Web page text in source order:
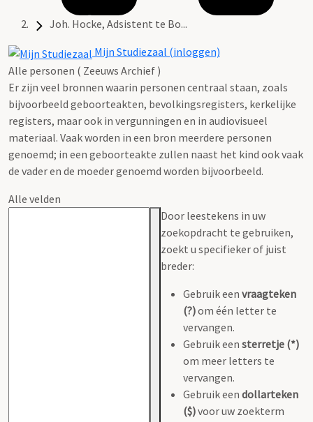
Joh. Hocke, Adsistent te Bo...
Mijn Studiezaal (inloggen)
Alle personen ( Zeeuws Archief )
Er zijn veel bronnen waarin personen centraal staan, zoals
bijvoorbeeld geboorteakten, bevolkingsregisters, kerkelijke
registers, maar ook in vergunningen en in audiovisueel
materiaal. Vaak worden in een bron meerdere personen
genoemd; in een geboorteakte zullen naast het kind ook vaak
de vader en de moeder genoemd worden bijvoorbeeld.
Alle velden
Door leestekens in uw
zoekopdracht te gebruiken,
zoekt u specifieker of juist
breder:
Gebruik een vraagteken
(?)om één letter te
vervangen.
Gebruik een sterretje (*)
om meer letters te
vervangen.
Gebruik een dollarteken
($)voor uw zoekterm